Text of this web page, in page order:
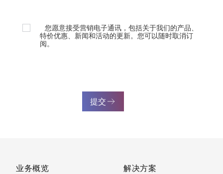
您愿意接受营销电子通讯，包括关于我们的产品、
特价优惠、新闻和活动的更新。您可以随时取消订
阅。
提交
业务概览
解决方案